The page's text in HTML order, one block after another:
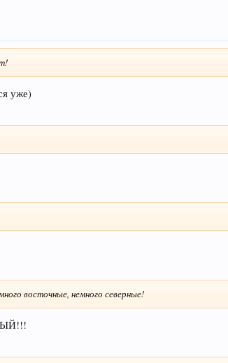
уже)
восточные, немного северные!